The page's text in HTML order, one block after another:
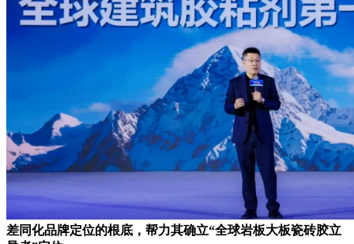
差同化品牌定位的根底，帮力其确立“全球岩板大板瓷砖胶立